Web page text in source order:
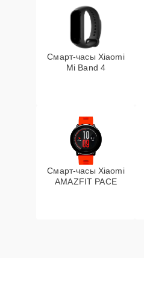
Смарт-часы Xiaomi
Mi Band 4
Смарт-часы Xiaomi
AMAZFIT PACE